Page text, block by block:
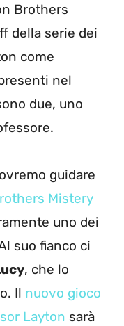
Brothers
della serie dei
come
nel
due, uno
guidare
Mistery
uno dei
suo fianco ci
, che lo
Il nuovo gioco
Layton sarà